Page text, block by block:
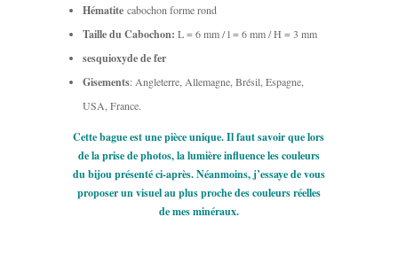
Hématitecabochon forme rond
Taille du Cabochon: L = 6 mm / l = 6 mm / H = 3 mm
sesquioxyde de fer
Gisements: Angleterre, Allemagne, Brésil, Espagne,
USA, France.
Cette bague est une pièce unique. Il faut savoir que lors
de la prise de photos, la lumière influence les couleurs
du bijou présenté ci-après. Néanmoins, j’essaye de vous
proposer un visuel au plus proche des couleurs réelles
de mes minéraux.